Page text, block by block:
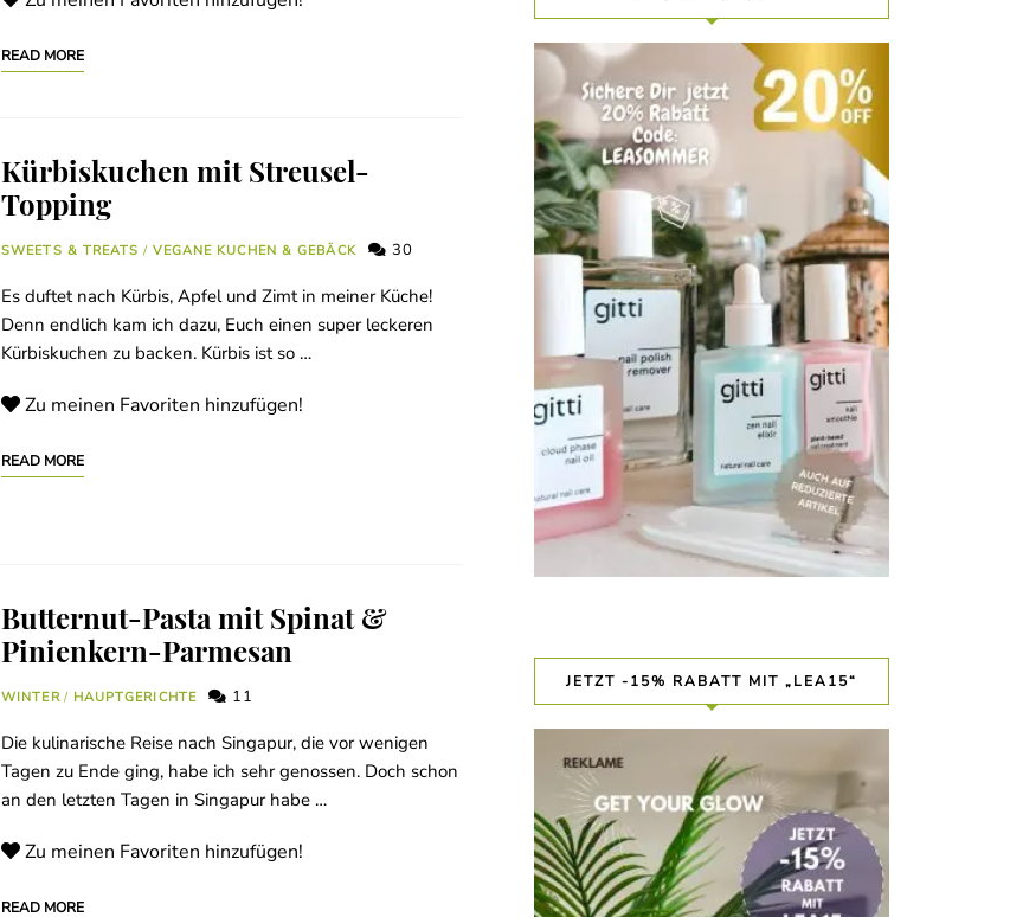
READ MORE
Kürbiskuchen mit Streusel-
Topping
SWEETS & TREATS / VEGANE KUCHEN & GEBÄCK 30
Es duftet nach Kürbis, Apfel und Zimt in meiner Küche!
Denn endlich kam ich dazu, Euch einen super leckeren
Kürbiskuchen zu backen. Kürbis ist so …
Zu meinen Favoriten hinzufügen!
READ MORE
Butternut-Pasta mit Spinat &
Pinienkern-Parmesan
WINTER/ HAUPTGERICHTE 11
Die kulinarische Reise nach Singapur, die vor wenigen
Tagen zu Ende ging, habe ich sehr genossen. Doch schon
an den letzten Tagen in Singapur habe …
Zu meinen Favoriten hinzufügen!
READ MORE
JETZT -15% RABATT MIT „LEA15“